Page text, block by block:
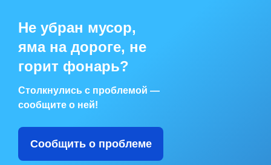
Не убран мусор,
яма на дороге, не
горит фонарь?
Столкнулись с проблемой —
сообщите о ней!
Сообщить о проблеме